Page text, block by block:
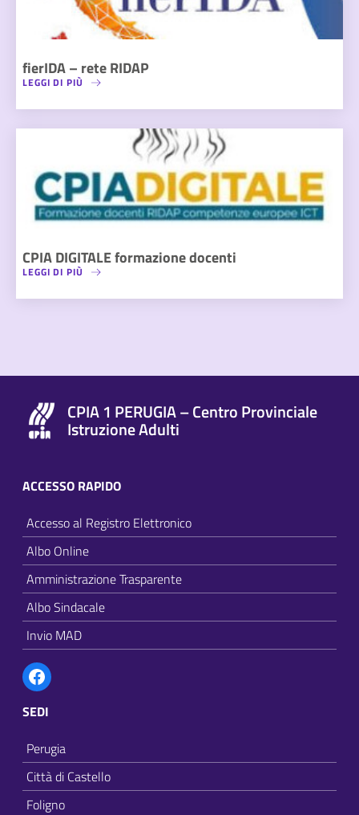
fierIDA – rete RIDAP
LEGGI DI PIÙ
CPIA DIGITALE formazione docenti
LEGGI DI PIÙ
CPIA 1 PERUGIA – Centro Provinciale
Istruzione Adulti
ACCESSO RAPIDO
Accesso al Registro Elettronico
Albo Online
Amministrazione Trasparente
Albo Sindacale
Invio MAD
Facebook
SEDI
Perugia
Città di Castello
Foligno